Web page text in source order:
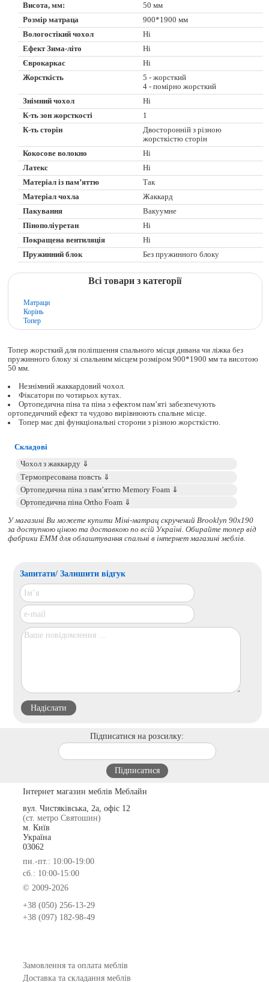
Висота, мм:
50 мм
Розмір матраца
900*1900 мм
Вологостікий чохол
Ні
Ефект Зима-літо
Ні
Єврокаркас
Ні
Жорсткість
5 - жорсткий
4 - помірно жорсткий
Знімний чохол
Ні
К-ть зон жорсткості
1
К-ть сторін
Двосторонній з різною
жорсткістю сторін
Кокосове волокно
Ні
Латекс
Ні
Матеріал із пам’яттю
Так
Матеріал чохла
Жаккард
Пакування
Вакуумне
Пінополіуретан
Ні
Покращена вентиляція
Ні
Пружинний блок
Без пружинного блоку
Всі товари з категорії
Матраци
Корінь
Топер
Топер жорсткий для поліпшення спального місця дивана чи ліжка без
пружинного блоку зі спальним місцем розміром 900*1900 мм та висотою
50 мм.
Незнімний жаккардовий чохол.
Фіксатори по чотирьох кутах.
Ортопедична піна та піна з ефектом пам’яті забезпечують
ортопедичний ефект та чудово вирівнюють спальне місце.
Топер має дві функціональні сторони з різною жорсткістю.
Складові
У магазині Ви можете купити Міні-матрац скручений Brooklyn 90x190
за доступною ціною та доставкою по всій Україні. Обирайте топервід
фабрики ЕММ для облаштування спальні в інтернет магазині меблів.
Запитати/ Залишити відгук
Підписатися на розсилку:
Інтернет магазин меблів Меблайн
вул. Чистяківська, 2а, офіс 12
(ст. метро Святошин)
м. Київ
Україна
03062
пн.-пт.: 10:00-19:00
сб.: 10:00-15:00
© 2009-2026
+38 (050) 256-13-29
+38 (097) 182-98-49
Замовлення та оплата меблів
Доставка та складання меблів